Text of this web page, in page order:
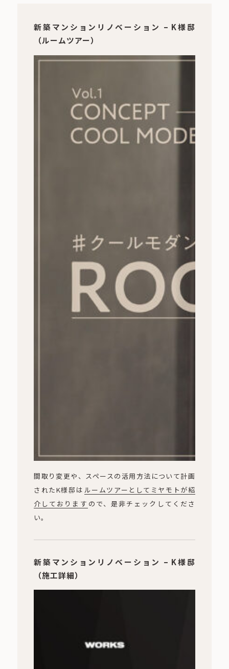
新築マンションリノベーション – K様邸
（ルームツアー）
間取り変更や、スペースの活用方法について計画
されたK様邸は ルームツアーとしてミヤモトが紹
介しております ので、是非チェックしてくださ
い。
新築マンションリノベーション – K様邸
（施工詳細）